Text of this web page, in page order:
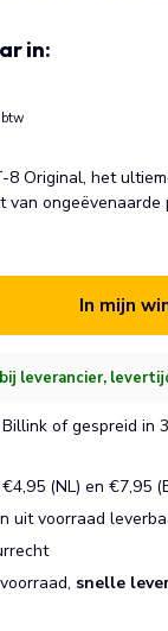
in:
8 Original, het
van
In mijn
leverancier,
of gespreid in
(NL) en €7,95
uit voorraad
snelle